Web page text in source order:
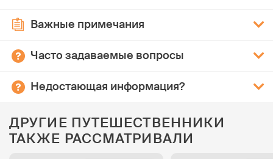
Важные примечания
Часто задаваемые вопросы
Недостающая информация?
ДРУГИЕ ПУТЕШЕСТВЕННИКИ
ТАКЖЕ РАССМАТРИВАЛИ